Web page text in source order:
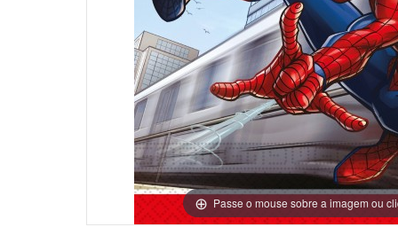
Ver MaisDecoração
Ver Mais
Ver Mais
Grinaldas
Ver Mais
Passe o mouse sobre a imagem ou